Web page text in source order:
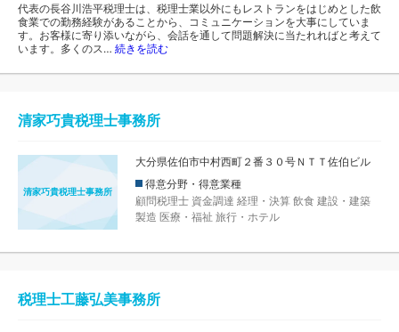
代表の長谷川浩平税理士は、税理士業以外にもレストランをはじめとした飲
食業での勤務経験があることから、コミュニケーションを大事にしていま
す。お客様に寄り添いながら、会話を通して問題解決に当たれればと考えて
います。多くのス… 続きを読む
清家巧貴税理士事務所
清家巧貴税理士事務所
大分県佐伯市中村西町２番３０号ＮＴＴ佐伯ビル
得意分野・得意業種
顧問税理士 資金調達 経理・決算 飲食 建設・建築
製造 医療・福祉 旅行・ホテル
税理士工藤弘美事務所